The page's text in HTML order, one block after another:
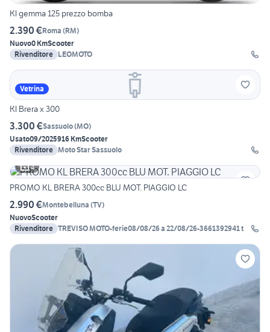
Kl gemma 125 prezzo bomba
2.390 €Roma (RM)
Nuovo0 KmScooter
Rivenditore LEOMOTO
Vetrina
Kl Brera x 300
3.300 €Sassuolo(MO)
Usato09/2025916 KmScooter
Rivenditore Moto Star Sassuolo
4
PROMO KL BRERA 300cc BLU MOT. PIAGGIO LC
2.990 €Montebelluna (TV)
NuovoScooter
Rivenditore TREVISO MOTO-ferie08/08/26 a 22/08/26-3661392941 t